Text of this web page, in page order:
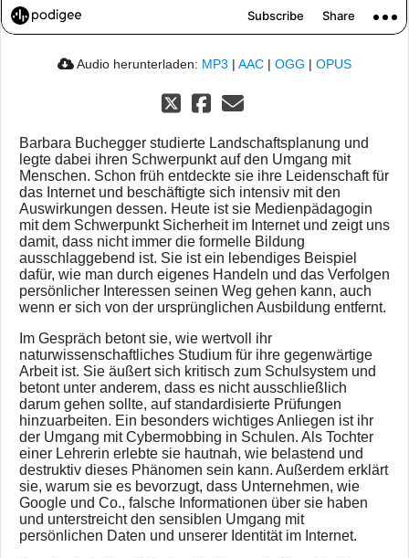
Audio herunterladen: MP3 | AAC | OGG | OPUS
Barbara Buchegger studierte Landschaftsplanung und
legte dabei ihren Schwerpunkt auf den Umgang mit
Menschen. Schon früh entdeckte sie ihre Leidenschaft für
das Internet und beschäftigte sich intensiv mit den
Auswirkungen dessen. Heute ist sie Medienpädagogin
mit dem Schwerpunkt Sicherheit im Internet und zeigt uns
damit, dass nicht immer die formelle Bildung
ausschlaggebend ist. Sie ist ein lebendiges Beispiel
dafür, wie man durch eigenes Handeln und das Verfolgen
persönlicher Interessen seinen Weg gehen kann, auch
wenn er sich von der ursprünglichen Ausbildung entfernt.
Im Gespräch betont sie, wie wertvoll ihr
naturwissenschaftliches Studium für ihre gegenwärtige
Arbeit ist. Sie äußert sich kritisch zum Schulsystem und
betont unter anderem, dass es nicht ausschließlich
darum gehen sollte, auf standardisierte Prüfungen
hinzuarbeiten. Ein besonders wichtiges Anliegen ist ihr
der Umgang mit Cybermobbing in Schulen. Als Tochter
einer Lehrerin erlebte sie hautnah, wie belastend und
destruktiv dieses Phänomen sein kann. Außerdem erklärt
sie, warum sie es bevorzugt, dass Unternehmen, wie
Google und Co., falsche Informationen über sie haben
und unterstreicht den sensiblen Umgang mit
persönlichen Daten und unserer Identität im Internet.